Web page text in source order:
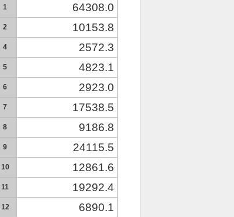
1 64308.0
2 10153.8
4 2572.3
5 4823.1
6 2923.0
7 17538.5
8 9186.8
9 24115.5
10 12861.6
11 19292.4
12 6890.1